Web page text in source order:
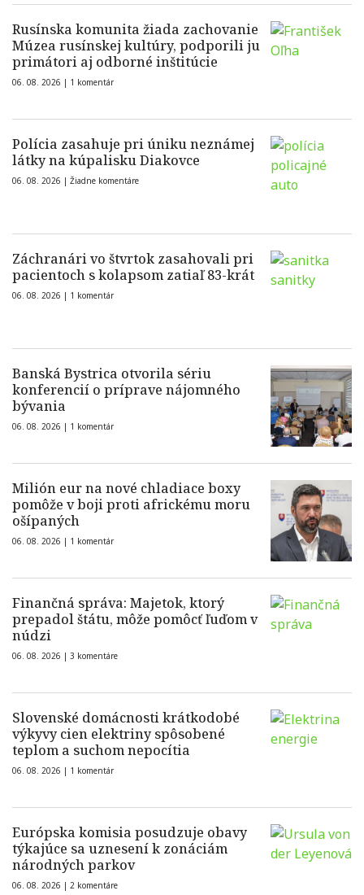
Rusínska komunita žiada zachovanie
Múzea rusínskej kultúry, podporili ju
primátori aj odborné inštitúcie
06. 08. 2026 | 1 komentár
Polícia zasahuje pri úniku neznámej
látky na kúpalisku Diakovce
06. 08. 2026 | Žiadne komentáre
Záchranári vo štvrtok zasahovali pri
pacientoch s kolapsom zatiaľ 83-krát
06. 08. 2026 | 1 komentár
Banská Bystrica otvorila sériu
konferencií o príprave nájomného
bývania
06. 08. 2026 | 1 komentár
Milión eur na nové chladiace boxy
pomôže v boji proti africkému moru
ošípaných
06. 08. 2026 | 1 komentár
Finančná správa: Majetok, ktorý
prepadol štátu, môže pomôcť ľuďom v
núdzi
06. 08. 2026 | 3 komentáre
Slovenské domácnosti krátkodobé
výkyvy cien elektriny spôsobené
teplom a suchom nepocítia
06. 08. 2026 | 1 komentár
Európska komisia posudzuje obavy
týkajúce sa uznesení k zonáciám
národných parkov
06. 08. 2026 | 2 komentáre